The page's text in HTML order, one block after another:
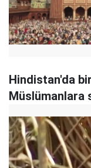
Hindistan'da
Müslümanlara